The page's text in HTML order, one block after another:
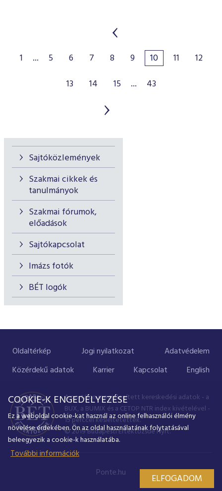
Sajtóközlemények
Szakmai cikkek és
tanulmányok
Szakmai fórumok,
előadások
Sajtókapcsolat
Imázs fotók
BÉT logók
1 ... 5 6 7 8 9 10 11
12
13
14 15 ... 43
Oldaltérkép Jogi nyilatkozat
Adatvédelem
Közérdekű adatok
Karrier Kapcsolat English
A portálon megjelenített kereskedési adatok - a
BUX, a BUMIX és a CETOP NTR index kivételével -
15 perccel késleltetettek.
© 2019 Budapesti Értéktőzsde Nyrt.
Ponte.hu
COOKIE-K ENGEDÉLYEZÉSE
Ez a weboldal cookie-kat használ az online felhasználói élmény
növelése érdekében. Ön az oldal használatának folytatásával
beleegyezik a cookie-k használatába.
További információk
ELFOGADOM